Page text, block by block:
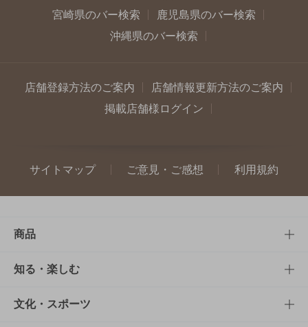
宮崎県のバー検索
鹿児島県のバー検索
沖縄県のバー検索
店舗登録方法のご案内
店舗情報更新方法のご案内
掲載店舗様ログイン
サイトマップ ご意見・ご感想 利用規約
商品
商品TOP
商品一覧
知る・楽しむ
知る・楽しむTOP
文化・スポーツ